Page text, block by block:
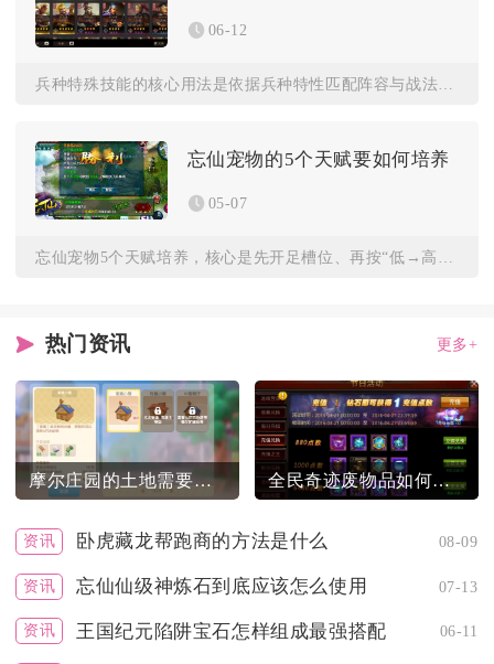
06-12
兵种特殊技能的核心用法是依据兵种特性匹配阵容与战法，利用克制...
忘仙宠物的5个天赋要如何培养
05-07
热门资讯 更多+
摩尔庄园的土地需要怎样填充 全民奇迹废物品如何正确地丢弃
资讯 卧虎藏龙帮跑商的方法是什么 08-09
资讯 忘仙仙级神炼石到底应该怎么使用 07-13
资讯 王国纪元陷阱宝石怎样组成最强搭配 06-11